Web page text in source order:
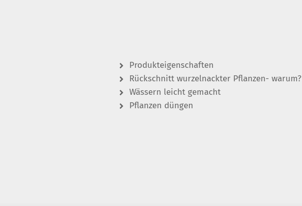
Produkteigenschaften
Rückschnitt wurzelnackter Pflanzen- warum?
Wässern leicht gemacht
Pflanzen düngen